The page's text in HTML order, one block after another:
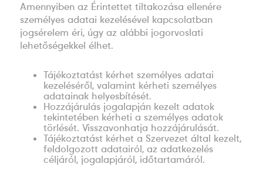
Amennyiben az Érintettet tiltakozása ellenére
személyes adatai kezelésével kapcsolatban
jogsérelem éri, úgy az alábbi jogorvoslati
lehetőségekkel élhet.
Tájékoztatást kérhet személyes adatai
kezeléséről, valamint kérheti személyes
adatainak helyesbítését.
Hozzájárulás jogalapján kezelt adatok
tekintetében kérheti a személyes adatok
törlését. Visszavonhatja hozzájárulását.
Tájékoztatást kérhet a Szervezet által kezelt,
feldolgozott adatairól, az adatkezelés
céljáról, jogalapjáról, időtartamáról.